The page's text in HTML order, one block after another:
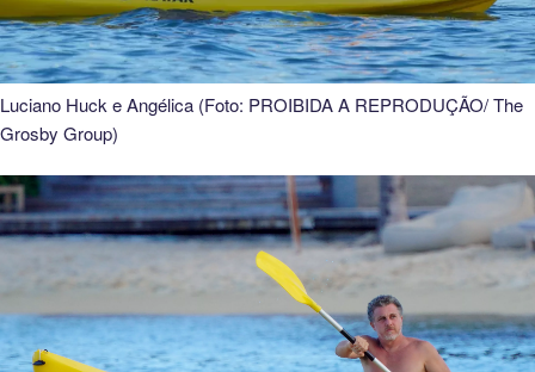
Luciano Huck e Angélica (Foto: PROIBIDA A REPRODUÇÃO/ The
Grosby Group)